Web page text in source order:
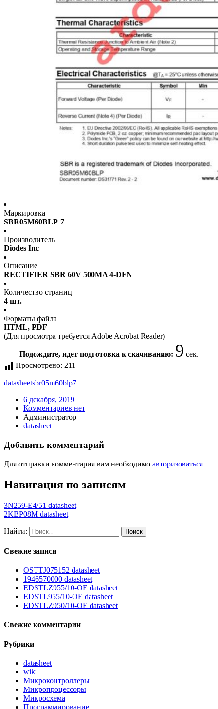
Маркировка
SBR05M60BLP-7
Производитель
Diodes Inc
Описание
RECTIFIER SBR 60V 500MA 4-DFN
Количество страниц
4 шт.
Форматы файла
HTML, PDF
(Для просмотра требуется Adobe Acrobat Reader)
Подождите, идет подготовка к скачиванию: 9 сек.
Просмотрено: 211
datasheetsbr05m60blp7
6 декабря, 2019
Комментариев нет
Администратор
datasheet
Добавить комментарий
Для отправки комментария вам необходимо авторизоваться.
Навигация по записям
3N259-E4/51 datasheet
2KBP08M datasheet
Найти:
Свежие записи
OSTTJ075152 datasheet
1946570000 datasheet
EDSTLZ955/10-OE datasheet
EDSTL955/10-OE datasheet
EDSTLZ950/10-OE datasheet
Свежие комментарии
Рубрики
datasheet
wiki
Микроконтроллеры
Микропроцессоры
Микросхема
Программирование